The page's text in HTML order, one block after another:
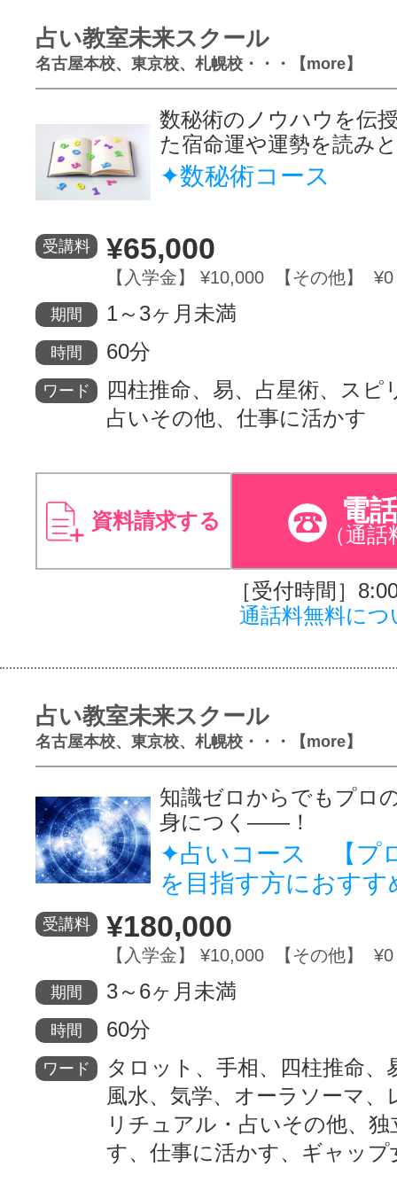
占い教室未来スクール
名古屋本校、東京校、札幌校・・・【more】
数秘術のノウハウを伝
た宿命運や運勢を読み
✦数秘術コース
受講料 ¥65,000
【入学金】 ¥10,000 【その他】 ¥0
期間 1～3ヶ月未満
時間 60分
ワード
四柱推命、易、占星術、スピ
占いその他、仕事に活かす
資料請求する 電
（通話
［受付時間］
通話料無料につ
占い教室未来スクール
名古屋本校、東京校、札幌校・・・【more】
知識ゼロからでもプロ
身につく――！
✦占いコース 【プ
を目指す方におすす
受講料 ¥180,000
【入学金】 ¥10,000 【その他】 ¥0
期間 3～6ヶ月未満
時間 60分
ワード
タロット、手相、四柱推命、
風水、気学、オーラソーマ、
リチュアル・占いその他、独
す、仕事に活かす、ギャップ